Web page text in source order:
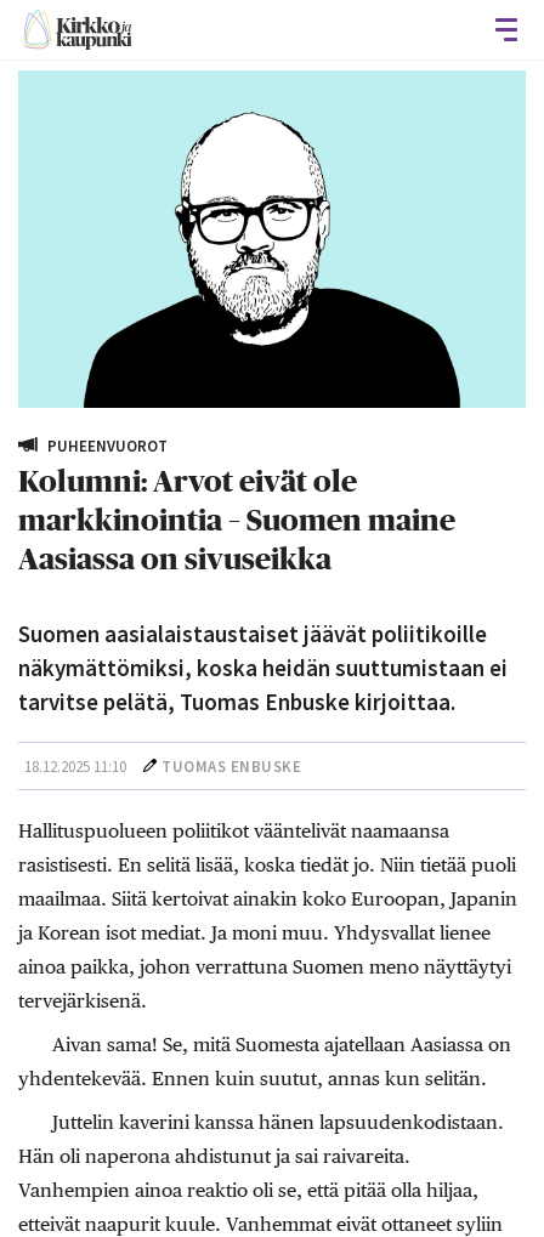
PUHEENVUOROT
Kolumni: Arvot eivät ole
markkinointia – Suomen maine
Aasiassa on sivuseikka
Suomen aasialaistaustaiset jäävät poliitikoille
näkymättömiksi, koska heidän suuttumistaan ei
tarvitse pelätä, Tuomas Enbuske kirjoittaa.
18.12.2025 11:10 TUOMAS ENBUSKE
Hallituspuolueen poliitikot vääntelivät naamaansa
rasistisesti. En selitä lisää, koska tiedät jo. Niin tietää puoli
maailmaa. Siitä kertoivat ainakin koko Euroopan, Japanin
ja Korean isot mediat. Ja moni muu. Yhdysvallat lienee
ainoa paikka, johon verrattuna Suomen meno näyttäytyi
tervejärkisenä.
Aivan sama! Se, mitä Suomesta ajatellaan Aasiassa on
yhdentekevää. Ennen kuin suutut, annas kun selitän.
Juttelin kaverini kanssa hänen lapsuudenkodistaan.
Hän oli naperona ahdistunut ja sai raivareita.
Vanhempien ainoa reaktio oli se, että pitää olla hiljaa,
etteivät naapurit kuule. Vanhemmat eivät ottaneet syliin